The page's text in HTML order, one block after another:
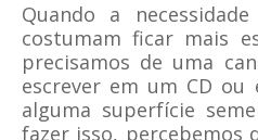
Quando a
costumam ficar mais
precisamos de uma
escrever em um CD
alguma superfície
fazer isso, percebemos